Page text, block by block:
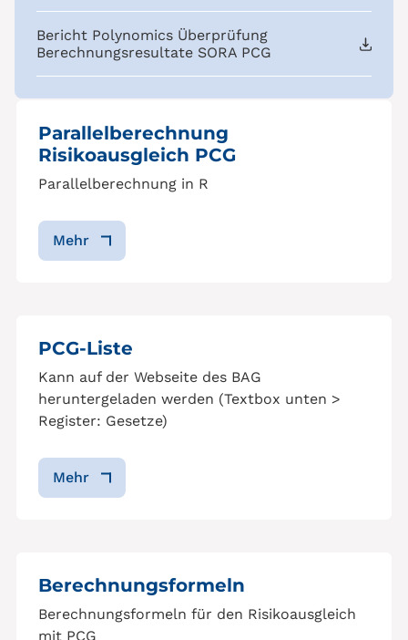
Bericht Polynomics Überprüfung
Berechnungsresultate SORA PCG
Parallelberechnung
Risikoausgleich PCG
Parallelberechnung in R
Mehr
PCG-Liste
Kann auf der Webseite des BAG
heruntergeladen werden (Textbox unten >
Register: Gesetze)
Mehr
Berechnungsformeln
Berechnungsformeln für den Risikoausgleich
mit PCG